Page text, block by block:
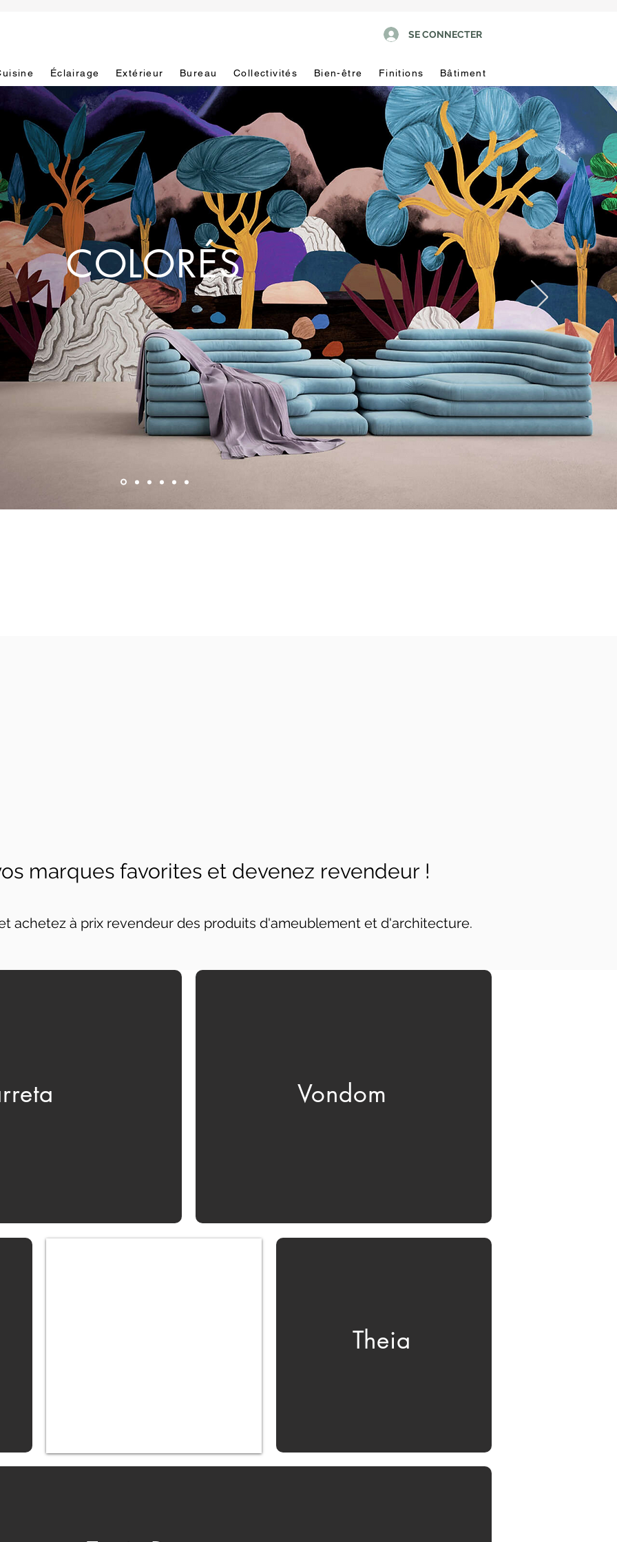
SE CONNECTER
Éclairage Extérieur Bureau Collectivités Bien-être Finitions Bâtiment
COLORÉS
marques favorites et devenez revendeur !
achetez à prix revendeur des produits d'ameublement et d'architecture.
Vondom
Theia